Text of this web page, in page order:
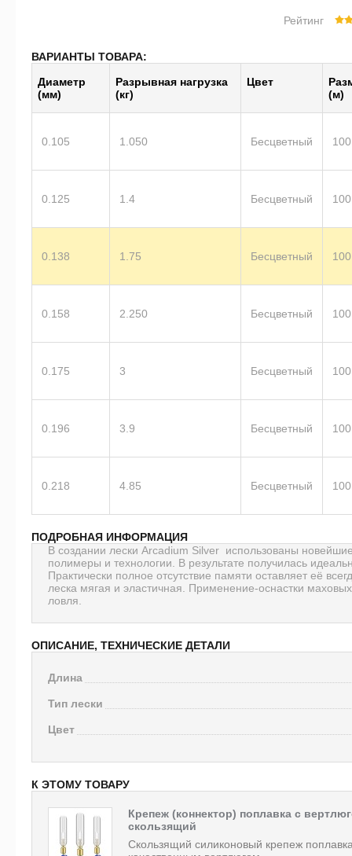
Рейтинг
ВАРИАНТЫ ТОВАРА:
Диаметр
(мм)
Разрывная нагрузка
(кг)
Цвет
(м)
0.105 1.050 Бесцветный 100
0.125 1.4 Бесцветный 100
0.138 1.75 Бесцветный 100
0.158 2.250 Бесцветный 100
0.175 3 Бесцветный 100
0.196 3.9 Бесцветный 100
0.218 4.85 Бесцветный 100
ПОДРОБНАЯ ИНФОРМАЦИЯ
В создании лески Arcadium Silver использованы
полимеры и технологии. В результате получилась
Практически полное отсутствие памяти оставляет её
леска мягая и эластичная. Применение-оснастки
ловля.
ОПИСАНИЕ, ТЕХНИЧЕСКИЕ ДЕТАЛИ
Длина
Тип лески
Цвет
К ЭТОМУ ТОВАРУ
Крепеж (коннектор) поплавка с
скользящий
Скользящий силиконовый крепеж